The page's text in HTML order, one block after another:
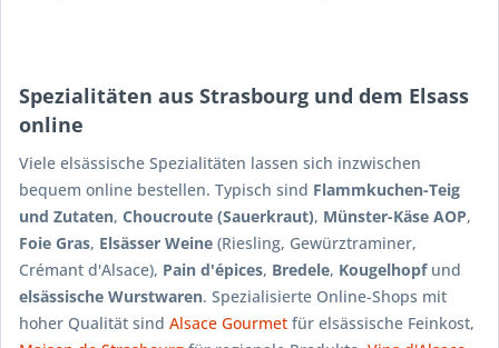
Spezialitäten aus Strasbourg und dem Elsass
online
Viele elsässische Spezialitäten lassen sich inzwischen
bequem online bestellen. Typisch sind Flammkuchen-Teig
und Zutaten, Choucroute (Sauerkraut), Münster-Käse AOP,
Foie Gras, Elsässer Weine (Riesling, Gewürztraminer,
Crémant d'Alsace), Pain d'épices, Bredele, Kougelhopfund
elsässische Wurstwaren. Spezialisierte Online-Shops mit
hoher Qualität sind Alsace Gourmet für elsässische Feinkost,